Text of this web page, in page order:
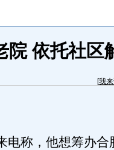
院 依托社区
[我
称，他想筹办合